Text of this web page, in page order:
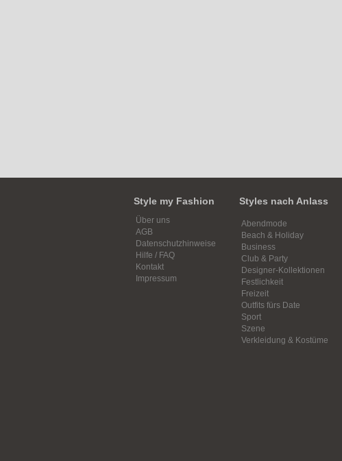
Style my Fashion
Über uns
AGB
Datenschutzhinweise
Hilfe / FAQ
Kontakt
Impressum
Styles nach Anlass
Abendmode
Beach & Holiday
Business
Club & Party
Designer-Kollektionen
Festlichkeit
Freizeit
Outfits fürs Date
Sport
Szene
Verkleidung & Kostüme